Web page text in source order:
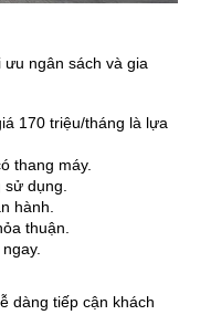
ngân sách và gia
170 triệu/tháng là lựa
thang máy.
sử dụng.
hành.
thuận.
dàng tiếp cận khách